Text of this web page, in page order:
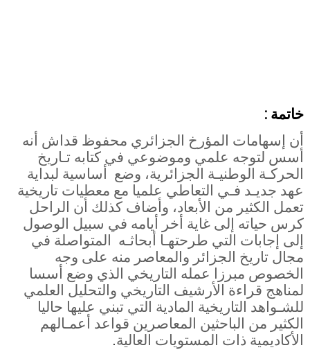
خاتمة :
أن إسهامات المؤرخ الجزائري محفوظ قداش أنه
أسس لتوجه علمي وموضوعي في كتابه تـاريخ
الحركـة الوطنيـة الجزائرية، وضع
أساسية لبداية
عهد جديـد فـي التعاطي علميا مع معطيات تاريخية
تعمل الكثير من الأبعاد، وأضاف كذلك أن الراحل
كرس حياته إلى غاية أخر أيامه في سبيل الوصول
إلى إجابات التي طرحتهـا أبحاثـه
المتواصلة في
مجال تاريخ الجزائر والمعاصر منه على وجه
الخصوص مبرزا عمله التاريخي الذي وضع أسسا
لمناهج قراءة الأرشيف التاريخي والتحليل العلمي
للشـواهد التاريخية المادية التي تبني عليها حاليا
الكثير من الباحثين المعاصرين قواعد أعمـالهم
الأكاديمية ذات المستويات العالية.